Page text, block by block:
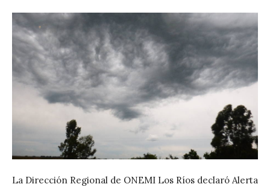
La Dirección Regional de ONEMI Los Ríos declaró Alerta